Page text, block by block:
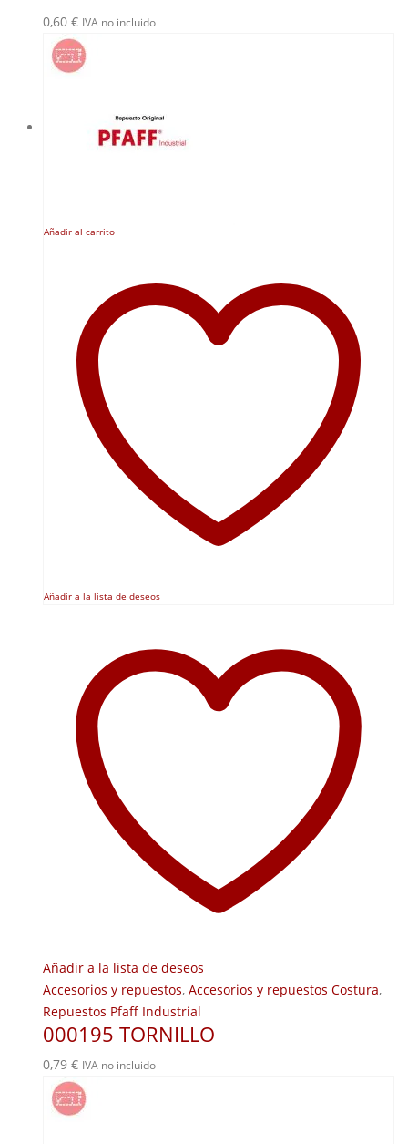
0,60 € IVA no incluido
Añadir al carrito
Añadir a la lista de deseos
Añadir a la lista de deseos
Accesorios y repuestos, Accesorios y repuestos Costura,
Repuestos Pfaff Industrial
000195 TORNILLO
0,79 € IVA no incluido